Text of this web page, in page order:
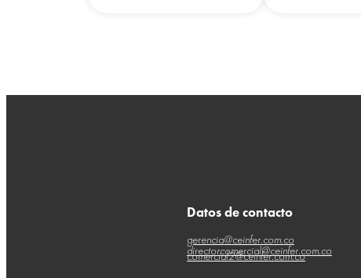
Datos de contacto
gerencia@ceinfer.com.co
directorcomercial@ceinfer.com.co
comercial2@ceinfer.com.co